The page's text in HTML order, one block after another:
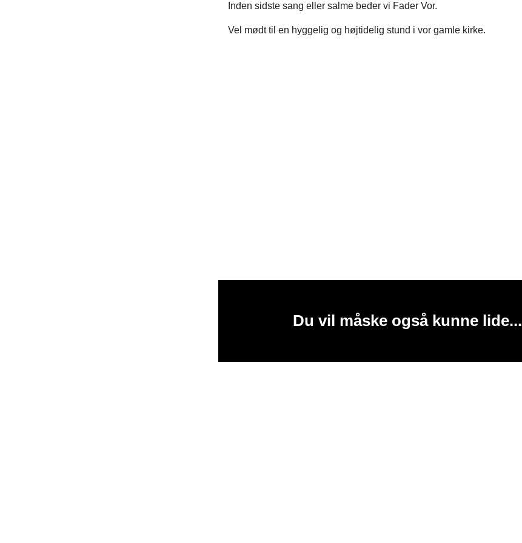
Inden sidste sang eller salme beder vi Fader Vor.
Vel mødt til en hyggelig og højtidelig stund i vor gamle kirke.
Du vil måske også kunne lide...